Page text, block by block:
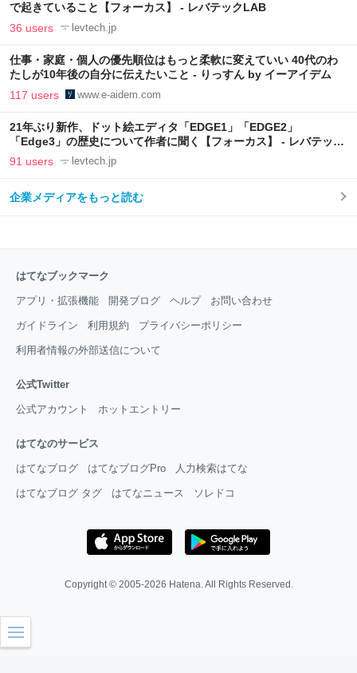
で起きていること【フォーカス】 - レバテックLAB
36 users levtech.jp
仕事・家庭・個人の優先順位はもっと柔軟に変えていい 40代のわ
たしが10年後の自分に伝えたいこと - りっすん by イーアイデム
117 users www.e-aidem.com
21年ぶり新作、ドット絵エディタ「EDGE1」「EDGE2」
「Edge3」の歴史について作者に聞く【フォーカス】 - レバテック
LAB
91 users levtech.jp
企業メディアをもっと読む
はてなブックマーク
アプリ・拡張機能 開発ブログ ヘルプ お問い合わせ
ガイドライン 利用規約 プライバシーポリシー
利用者情報の外部送信について
公式Twitter
公式アカウント ホットエントリー
はてなのサービス
はてなブログ はてなブログPro 人力検索はてな
はてなブログ タグ はてなニュース ソレドコ
Copyright © 2005-2026 Hatena. All Rights Reserved.